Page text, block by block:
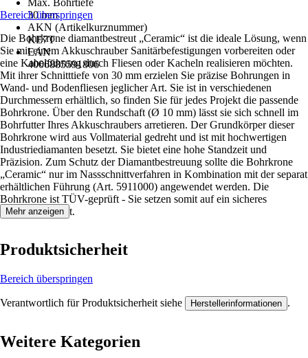
30 mm
AKN (Artikelkurznummer)
KE7T
EAN
4006885591806
Bereich überspringen
Die Bohrkrone diamantbestreut „Ceramic“ ist die ideale Lösung, wenn
Sie mit einem Akkuschrauber Sanitärbefestigungen vorbereiten oder
eine Kabelführung durch Fliesen oder Kacheln realisieren möchten.
Mit ihrer Schnitttiefe von 30 mm erzielen Sie präzise Bohrungen in
Wand- und Bodenfliesen jeglicher Art. Sie ist in verschiedenen
Durchmessern erhältlich, so finden Sie für jedes Projekt die passende
Bohrkrone. Über den Rundschaft (Ø 10 mm) lässt sie sich schnell im
Bohrfutter Ihres Akkuschraubers arretieren. Der Grundkörper dieser
Bohrkrone wird aus Vollmaterial gedreht und ist mit hochwertigen
Industriediamanten besetzt. Sie bietet eine hohe Standzeit und
Präzision. Zum Schutz der Diamantbestreuung sollte die Bohrkrone
„Ceramic“ nur im Nassschnittverfahren in Kombination mit der separat
erhältlichen Führung (Art. 5911000) angewendet werden. Die
Bohrkrone ist TÜV-geprüft - Sie setzen somit auf ein sicheres
Qualitätsprodukt.
Mehr anzeigen
Produktsicherheit
Bereich überspringen
Verantwortlich für Produktsicherheit siehe Herstellerinformationen .
Weitere Kategorien